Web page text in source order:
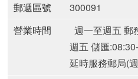
郵遞區號
300091
營業時間
週一至週五 郵
週五 儲匯
延時服務郵局(